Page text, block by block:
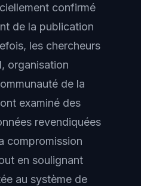
confirmé
de la publication
les chercheurs
organisation
de la
examiné des
revendiquées
compromission
en soulignant
au système de